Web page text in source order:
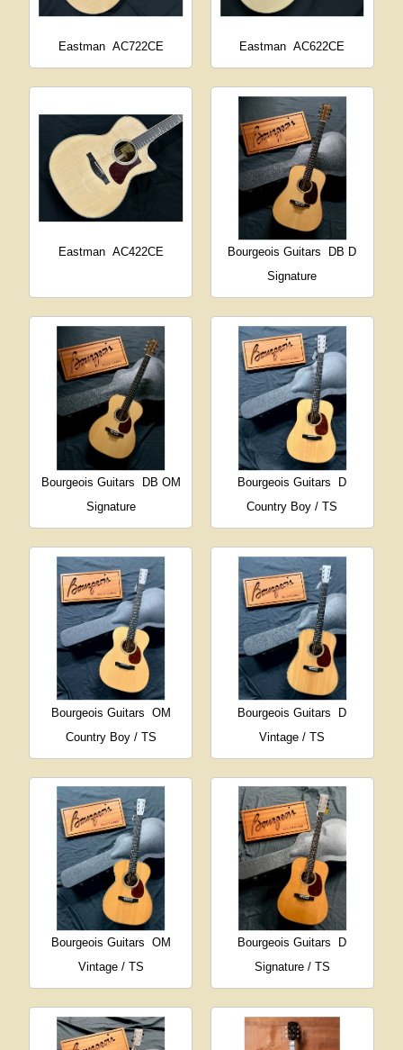
Eastman AC722CE Eastman AC622CE
Eastman AC422CE Bourgeois Guitars
DB D
Signature
Bourgeois Guitars
DB OM
Signature
Bourgeois Guitars
D
Country Boy / TS
Bourgeois Guitars OM
Country Boy / TS
Bourgeois Guitars
D
Vintage / TS
Bourgeois Guitars OM
Vintage / TS
Bourgeois Guitars
D
Signature / TS